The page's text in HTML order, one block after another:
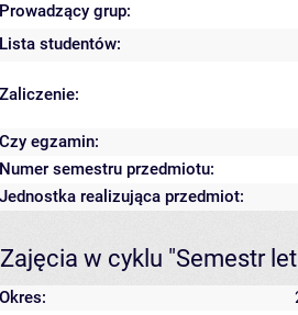
Prowadzący grup:
Lista studentów:
Zaliczenie:
Czy egzamin:
Numer semestru przedmiotu:
Jednostka realizująca przedmiot:
Zajęcia w cyklu "Semestr
Okres: